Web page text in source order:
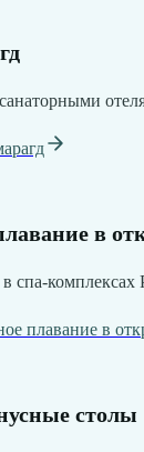
в
комплексах
плавание в
столы